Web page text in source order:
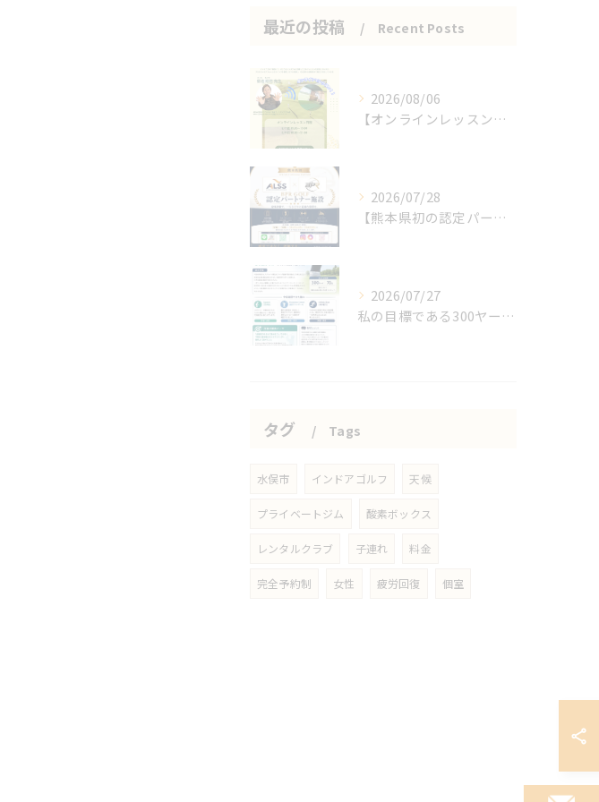
最近の投稿 Recent Posts
2026/08/06
【オンラインレッスンのお知らせ】
2026/07/28
【熊本県初の認定パートナー施設となりました🎉】
2026/07/27
私の目標である300ヤード、70台、100メートル11秒代！
タグ Tags
水俣市 インドアゴルフ 天候
プライベートジム 酸素ボックス
レンタルクラブ 子連れ 料金
完全予約制 女性 疲労回復 個室